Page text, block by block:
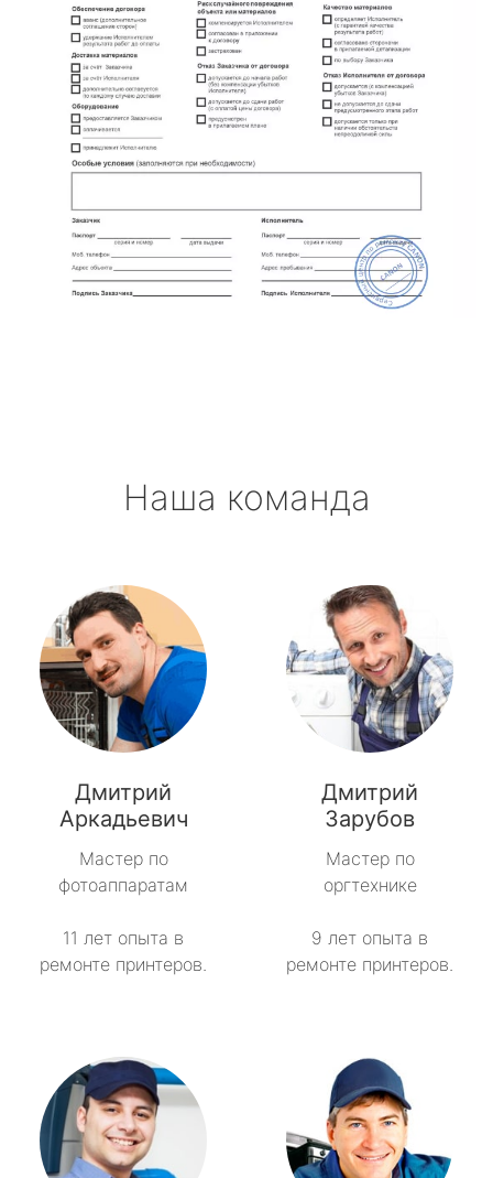
Наша команда
Дмитрий
Аркадьевич
Мастер по
фотоаппаратам
11 лет опыта в
ремонте принтеров.
Дмитрий
Зарубов
Мастер по
оргтехнике
9 лет опыта в
ремонте принтеров.